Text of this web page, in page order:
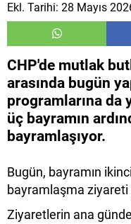
Ekl. Tarihi: 28 Mayıs
CHP'de mutlak
arasında bugün
programlarına da
üç bayramın
bayramlaşıyor.
Bugün, bayramın
bayramlaşma
Ziyaretlerin ana